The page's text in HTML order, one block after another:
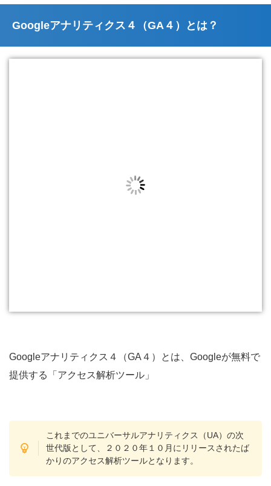
Googleアナリティクス４（GA４）とは？
Googleアナリティクス４（GA４）とは、Googleが無料で
提供する「アクセス解析ツール」
これまでのユニバーサルアナリティクス（UA）の次
世代版として、２０２０年１０月にリリースされたば
かりのアクセス解析ツールとなります。